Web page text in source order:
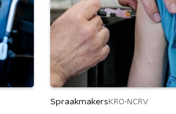
Spraakmakers KRO-NCRV